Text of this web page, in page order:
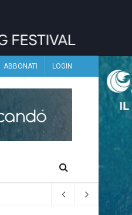
ABBONATI LOGIN